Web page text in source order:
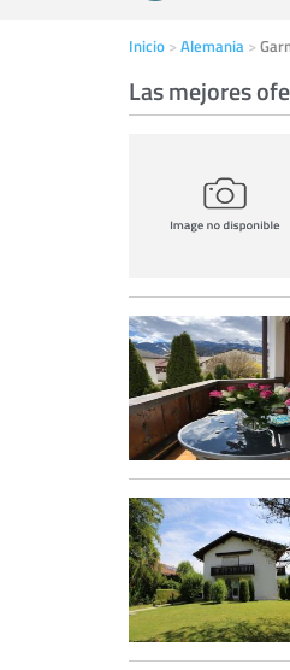
Inicio Alemania
Las mejores